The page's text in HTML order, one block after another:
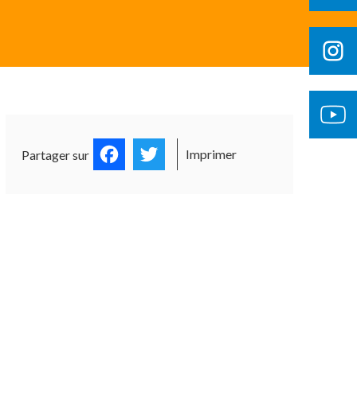
Partager sur FacebookTwitter
Imprimer